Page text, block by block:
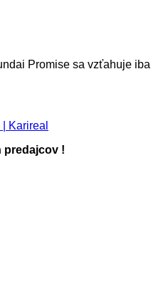
Promise sa vzťahuje iba
Karireal
predajcov !